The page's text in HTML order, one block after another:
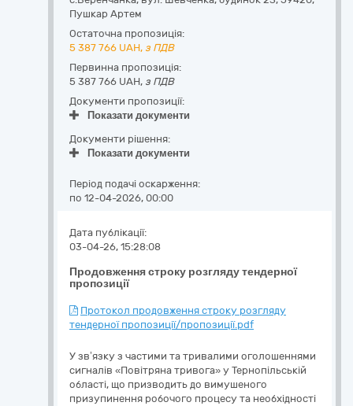
Пушкар Артем
Остаточна пропозиція:
5 387 766 UAH, з ПДВ
Первинна пропозиція:
5 387 766 UAH, з ПДВ
Документи пропозиції:
Показати документи
Документи рішення:
Показати документи
Період подачі оскарження:
по 12-04-2026, 00:00
Продовження строку розгляду тендерної
пропозиції
Дата публікації:
03-04-26, 15:28:08
Протокол продовження строку розгляду
тендерної пропозиції/пропозиції.pdf
У зв’язку з частими та тривалими оголошеннями
сигналів «Повітряна тривога» у Тернопільській
області, що призводить до вимушеного
призупинення робочого процесу та необхідності